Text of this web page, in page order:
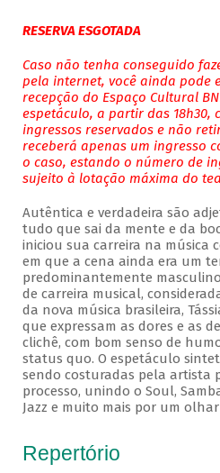
RESERVA ESGOTADA
Caso não tenha conseguido
pela internet, você ainda pode
recepção do Espaço Cultural
espetáculo, a partir das 18h30,
ingressos reservados e não
receberá apenas um ingresso
o caso, estando o número de
sujeito à lotação máxima do
Autêntica e verdadeira são
tudo que sai da mente e da
iniciou sua carreira na música
em que a cena ainda era um
predominantemente
de carreira musical,
da nova música brasileira,
que expressam as dores e as
clichê, com bom senso de
status quo. O espetáculo
sendo costuradas pela artista
processo, unindo o Soul,
Jazz e muito mais por um
Repertório